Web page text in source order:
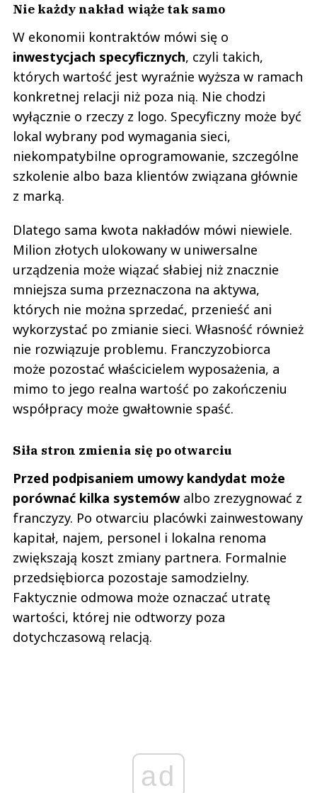
Nie każdy nakład wiąże tak samo
W ekonomii kontraktów mówi się o
inwestycjach specyficznych, czyli takich,
których wartość jest wyraźnie wyższa w ramach
konkretnej relacji niż poza nią. Nie chodzi
wyłącznie o rzeczy z logo. Specyficzny może być
lokal wybrany pod wymagania sieci,
niekompatybilne oprogramowanie, szczególne
szkolenie albo baza klientów związana głównie
z marką.
Dlatego sama kwota nakładów mówi niewiele.
Milion złotych ulokowany w uniwersalne
urządzenia może wiązać słabiej niż znacznie
mniejsza suma przeznaczona na aktywa,
których nie można sprzedać, przenieść ani
wykorzystać po zmianie sieci. Własność również
nie rozwiązuje problemu. Franczyzobiorca
może pozostać właścicielem wyposażenia, a
mimo to jego realna wartość po zakończeniu
współpracy może gwałtownie spaść.
Siła stron zmienia się po otwarciu
Przed podpisaniem umowy kandydat może
porównać kilka systemówalbo zrezygnować z
franczyzy. Po otwarciu placówki zainwestowany
kapitał, najem, personel i lokalna renoma
zwiększają koszt zmiany partnera. Formalnie
przedsiębiorca pozostaje samodzielny.
Faktycznie odmowa może oznaczać utratę
wartości, której nie odtworzy poza
dotychczasową relacją.
ad